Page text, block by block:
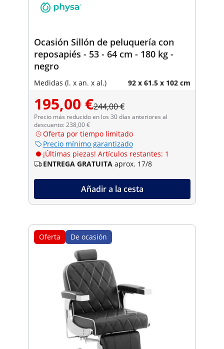
Ocasión Sillón de peluquería con
reposapiés - 53 - 64 cm - 180 kg -
negro
Medidas (l. x an. x al.) 92 x 61.5 x 102 cm
195,00 €244,00 €
Precio más reducido en los 30 días anteriores al
descuento: 238,00 €
Oferta por tiempo limitado
Precio mínimo garantizado
¡Últimas piezas! Artículos restantes: 1
ENTREGA GRATUITA aprox. 17/8
Añadir a la cesta
Oferta De ocasión